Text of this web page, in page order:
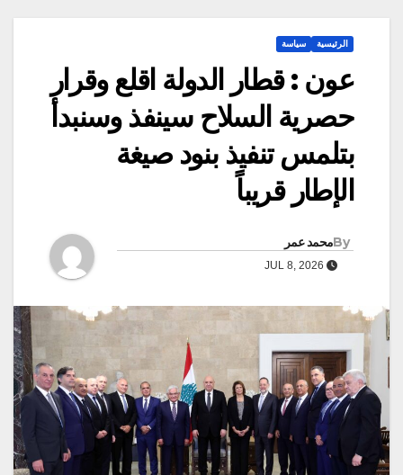
الرئيسية سياسة
عون : قطار الدولة اقلع وقرار
حصرية السلاح سينفذ وسنبدأ
بتلمس تنفيذ بنود صيغة
الإطار قريباً
Byمحمد عمر